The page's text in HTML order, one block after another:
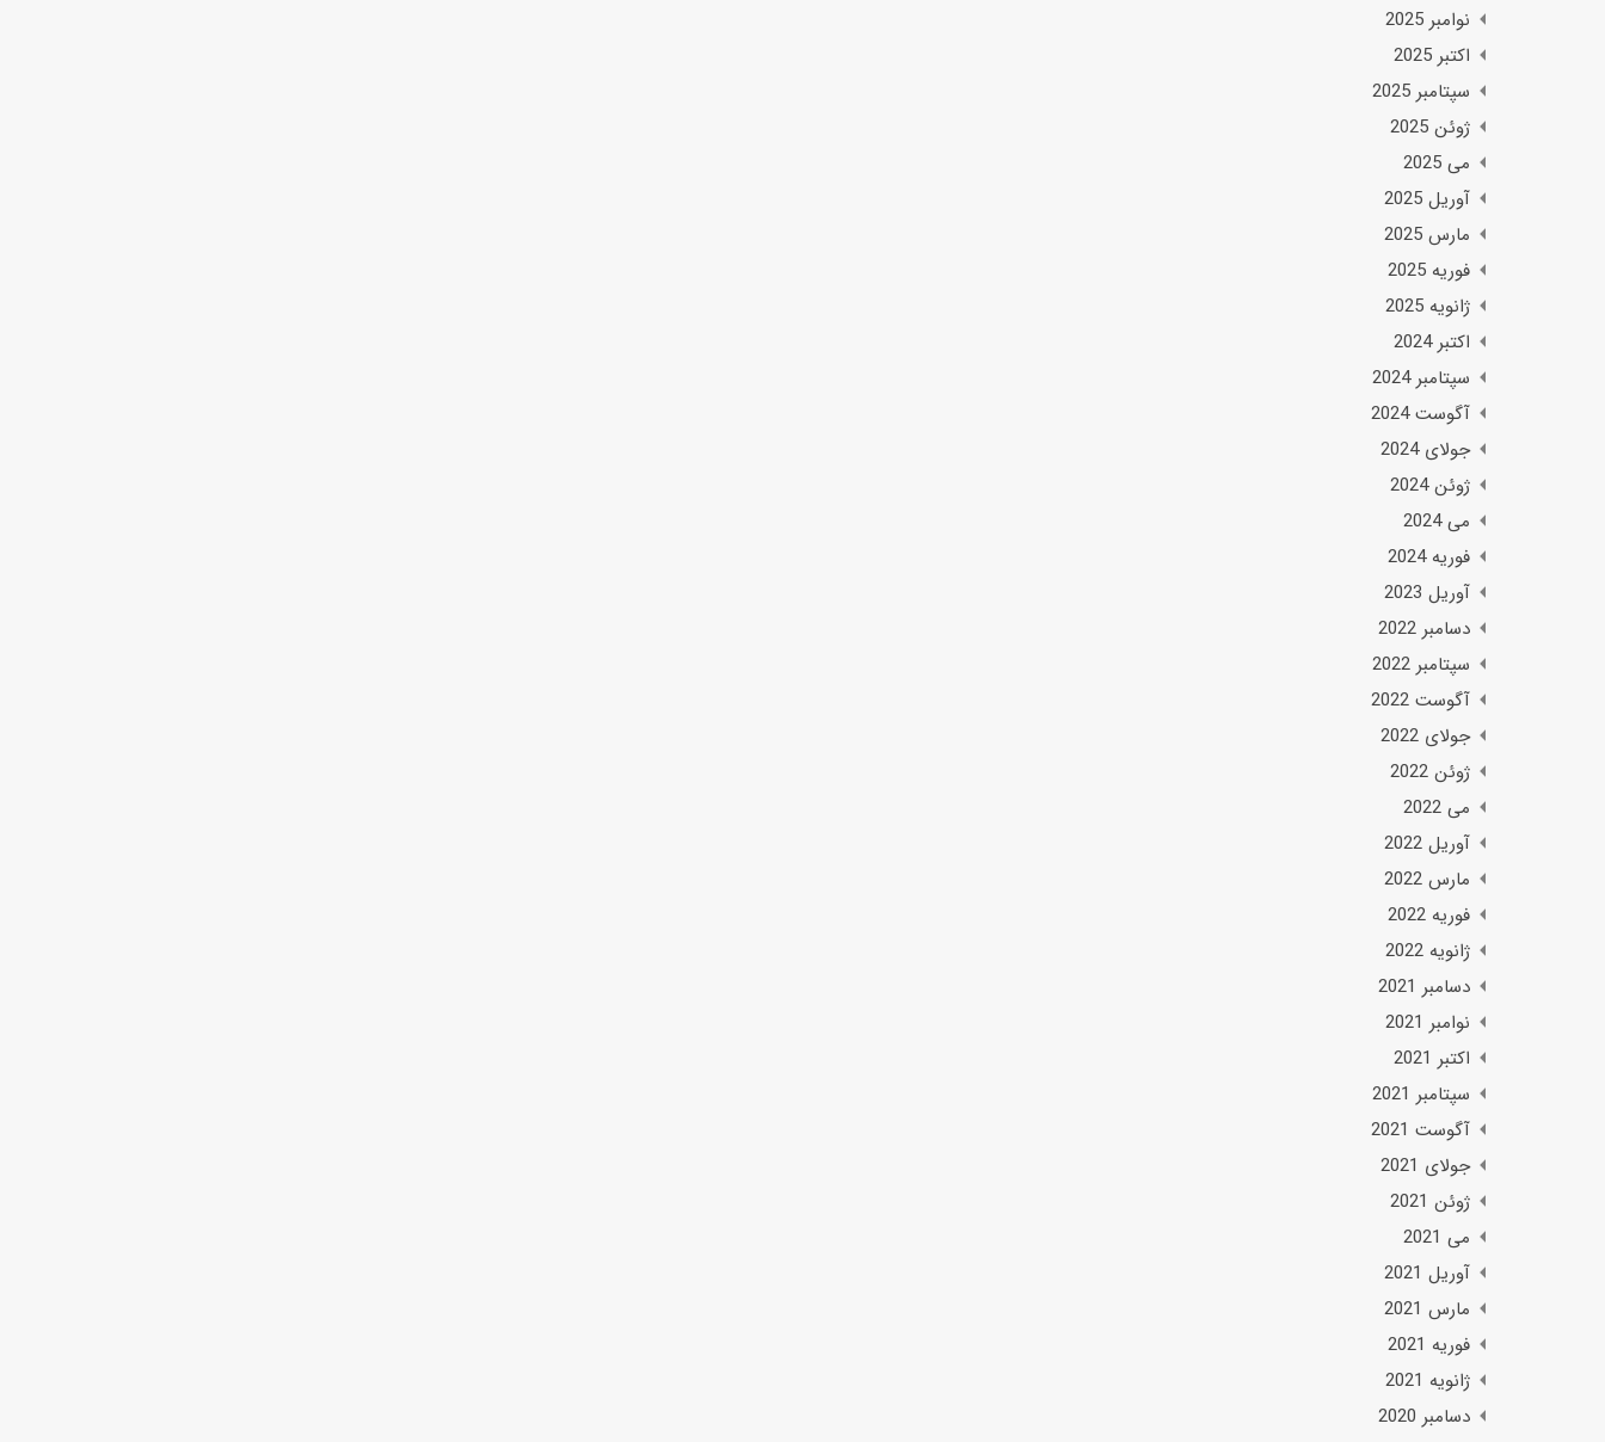
نوامبر 2025
اکتبر 2025
سپتامبر 2025
ژوئن 2025
می 2025
آوریل 2025
مارس 2025
فوریه 2025
ژانویه 2025
اکتبر 2024
سپتامبر 2024
آگوست 2024
جولای 2024
ژوئن 2024
می 2024
فوریه 2024
آوریل 2023
دسامبر 2022
سپتامبر 2022
آگوست 2022
جولای 2022
ژوئن 2022
می 2022
آوریل 2022
مارس 2022
فوریه 2022
ژانویه 2022
دسامبر 2021
نوامبر 2021
اکتبر 2021
سپتامبر 2021
آگوست 2021
جولای 2021
ژوئن 2021
می 2021
آوریل 2021
مارس 2021
فوریه 2021
ژانویه 2021
دسامبر 2020